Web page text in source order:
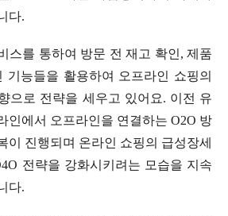
다.
스를 통하여 방문 전 재고 확인, 제품
기능들을 활용하여 오프라인 쇼핑의
으로 전략을 세우고 있어요. 이전 유
인에서 오프라인을 연결하는 O2O 방
이 진행되며 온라인 쇼핑의 급성장세
전략을 강화시키려는 모습을 지속
다.